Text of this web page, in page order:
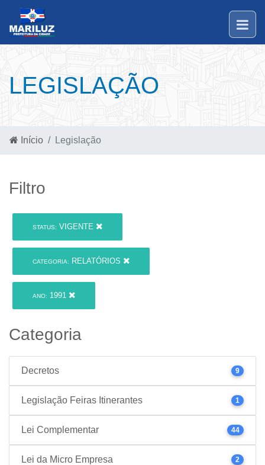
LEGISLAÇÃO
Início Legislação
Filtro
STATUS: VIGENTE
CATEGORIA: RELATÓRIOS
ANO: 1991
Categoria
Decretos 9
Legislação Feiras Itinerantes 1
Lei Complementar 44
Lei da Micro Empresa 2